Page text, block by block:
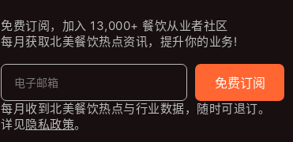
免费订阅，加入 13,000+ 餐饮从业者社区
每月获取北美餐饮热点资讯，提升你的业务!
免费订阅
每月收到北美餐饮热点与行业数据，随时可退订。
详见隐私政策。